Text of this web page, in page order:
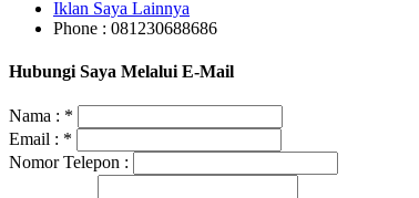
Iklan Saya Lainnya
Phone : 081230688686
Hubungi Saya Melalui E-Mail
Nama : *
Email : *
Nomor Telepon :